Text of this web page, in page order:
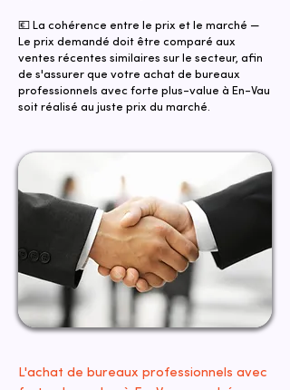
💶 La cohérence entre le prix et le marché —
Le prix demandé doit être comparé aux
ventes récentes similaires sur le secteur, afin
de s'assurer que votre achat de bureaux
professionnels avec forte plus-value à En-Vau
soit réalisé au juste prix du marché.
L'achat de bureaux professionnels avec